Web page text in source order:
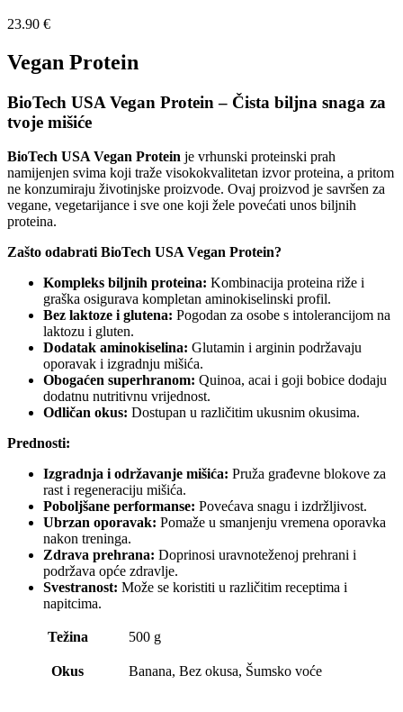
23.90 €
Vegan Protein
BioTech USA Vegan Protein – Čista biljna snaga za
tvoje mišiće
BioTech USA Vegan Protein je vrhunski proteinski prah
namijenjen svima koji traže visokokvalitetan izvor proteina, a pritom
ne konzumiraju životinjske proizvode. Ovaj proizvod je savršen za
vegane, vegetarijance i sve one koji žele povećati unos biljnih
proteina.
Zašto odabrati BioTech USA Vegan Protein?
Kompleks biljnih proteina: Kombinacija proteina riže i
graška osigurava kompletan aminokiselinski profil.
Bez laktoze i glutena: Pogodan za osobe s intolerancijom na
laktozu i gluten.
Dodatak aminokiselina: Glutamin i arginin podržavaju
oporavak i izgradnju mišića.
Obogaćen superhranom: Quinoa, acai i goji bobice dodaju
dodatnu nutritivnu vrijednost.
Odličan okus: Dostupan u različitim ukusnim okusima.
Prednosti:
Izgradnja i održavanje mišića: Pruža građevne blokove za
rast i regeneraciju mišića.
Poboljšane performanse: Povećava snagu i izdržljivost.
Ubrzan oporavak: Pomaže u smanjenju vremena oporavka
nakon treninga.
Zdrava prehrana: Doprinosi uravnoteženoj prehrani i
podržava opće zdravlje.
Svestranost: Može se koristiti u različitim receptima i
napitcima.
Težina 500 g
Okus Banana, Bez okusa, Šumsko voće